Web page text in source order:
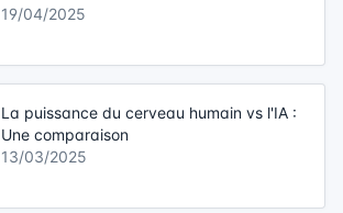
19/04/2025
La puissance du cerveau humain vs l'IA :
Une comparaison
13/03/2025